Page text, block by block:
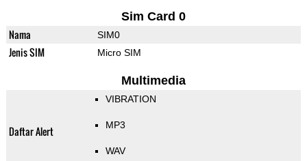
Sim Card 0
Nama SIM0
Jenis SIM Micro SIM
Multimedia
Daftar Alert
VIBRATION
MP3
WAV